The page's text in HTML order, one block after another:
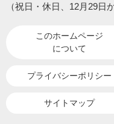
（祝日・休日、12月29日
このホームページ
について
プライバシーポリシー
サイトマップ